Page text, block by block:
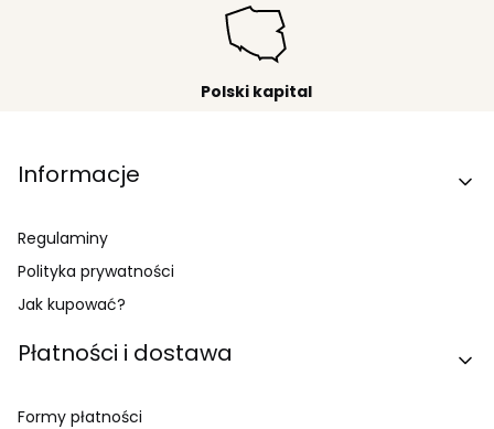
Polski kapital
Linki w stopce
Informacje
Regulaminy
Polityka prywatności
Jak kupować?
Płatności i dostawa
Formy płatności